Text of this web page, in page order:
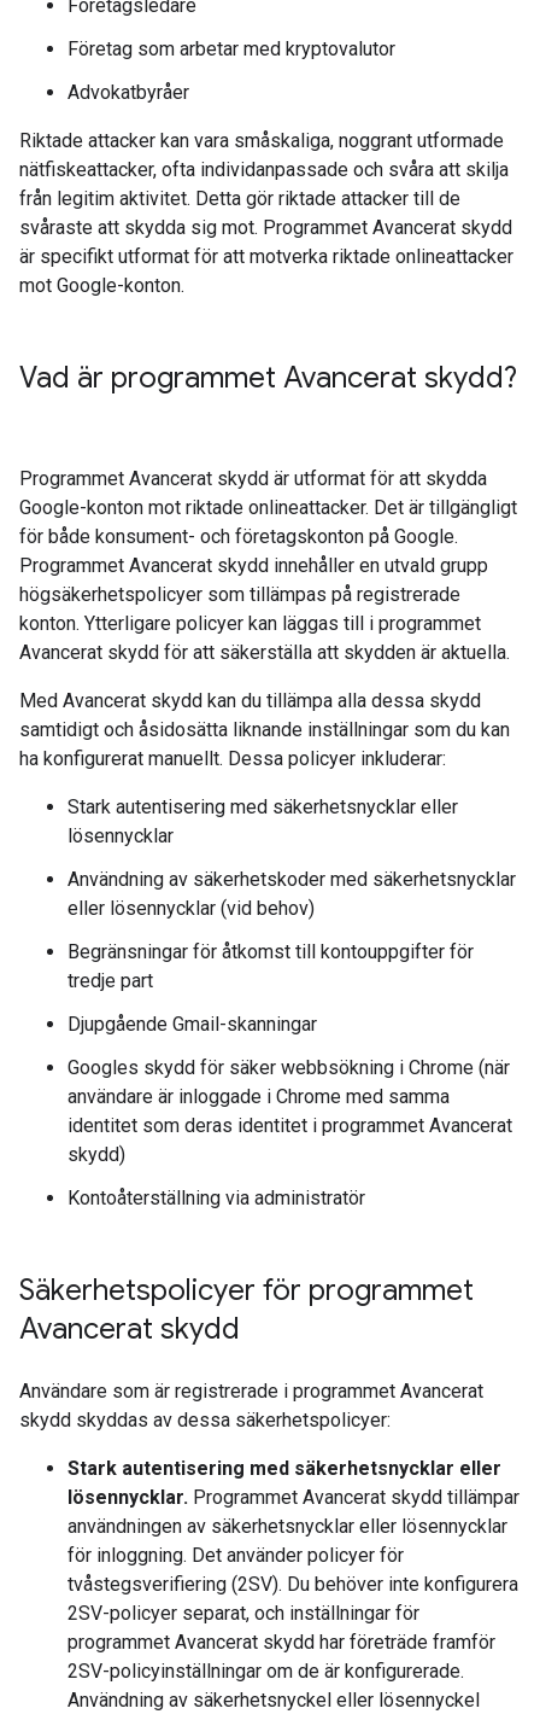
Företagsledare
Företag som arbetar med kryptovalutor
Advokatbyråer
Riktade attacker kan vara småskaliga, noggrant utformade
nätfiskeattacker, ofta individanpassade och svåra att skilja
från legitim aktivitet. Detta gör riktade attacker till de
svåraste att skydda sig mot. Programmet Avancerat skydd
är specifikt utformat för att motverka riktade onlineattacker
mot Google-konton.
Vad är programmet Avancerat skydd?
Programmet Avancerat skydd är utformat för att skydda
Google-konton mot riktade onlineattacker. Det är tillgängligt
för både konsument- och företagskonton på Google.
Programmet Avancerat skydd innehåller en utvald grupp
högsäkerhetspolicyer som tillämpas på registrerade
konton. Ytterligare policyer kan läggas till i programmet
Avancerat skydd för att säkerställa att skydden är aktuella.
Med Avancerat skydd kan du tillämpa alla dessa skydd
samtidigt och åsidosätta liknande inställningar som du kan
ha konfigurerat manuellt. Dessa policyer inkluderar:
Stark autentisering med säkerhetsnycklar eller
lösennycklar
Användning av säkerhetskoder med säkerhetsnycklar
eller lösennycklar (vid behov)
Begränsningar för åtkomst till kontouppgifter för
tredje part
Djupgående Gmail-skanningar
Googles skydd för säker webbsökning i Chrome (när
användare är inloggade i Chrome med samma
identitet som deras identitet i programmet Avancerat
skydd)
Kontoåterställning via administratör
Säkerhetspolicyer för programmet
Avancerat skydd
Användare som är registrerade i programmet Avancerat
skydd skyddas av dessa säkerhetspolicyer:
Stark autentisering med säkerhetsnycklar eller
lösennycklar. Programmet Avancerat skydd tillämpar
användningen av säkerhetsnycklar eller lösennycklar
för inloggning. Det använder policyer för
tvåstegsverifiering (2SV). Du behöver inte konfigurera
2SV-policyer separat, och inställningar för
programmet Avancerat skydd har företräde framför
2SV-policyinställningar om de är konfigurerade.
Användning av säkerhetsnyckel eller lösennyckel